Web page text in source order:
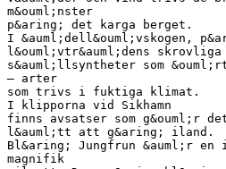
m&ouml;nster
p&aring; det karga berget.
I &auml;dell&ouml;vskogen,
l&ouml;vtr&auml;dens
s&auml;llsyntheter som
– arter
som trivs i fuktiga klimat.
I klipporna vid Sikhamn
finns avsatser som g&ouml;r
l&auml;tt att g&aring; iland.
Bl&aring; Jungfrun &auml;r en
magnifik